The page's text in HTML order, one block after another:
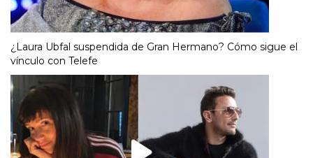
¿Laura Ubfal suspendida de Gran Hermano? Cómo sigue el
vínculo con Telefe